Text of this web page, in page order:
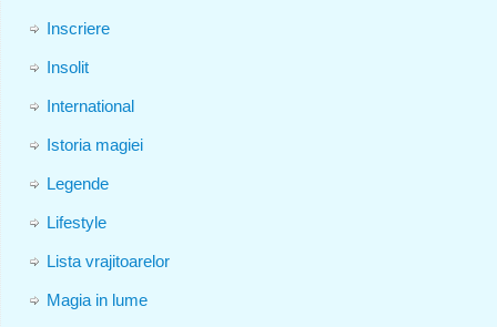
Inscriere
Insolit
International
Istoria magiei
Legende
Lifestyle
Lista vrajitoarelor
Magia in lume